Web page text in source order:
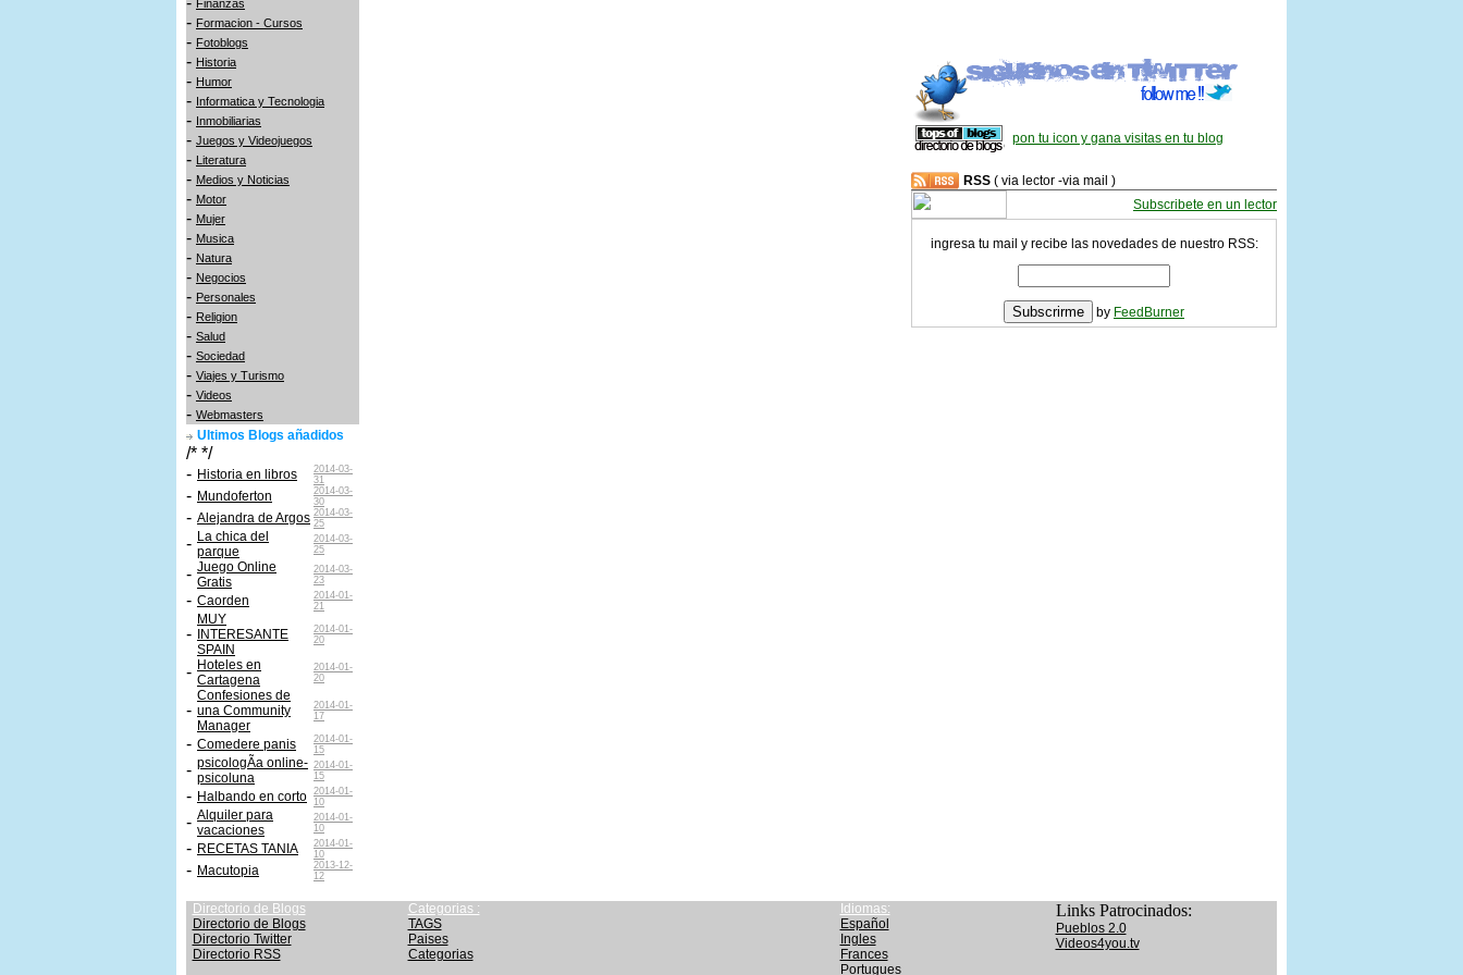
Finanzas
- Formacion - Cursos
- Fotoblogs
- Historia
- Humor
- Informatica y Tecnologia
- Inmobiliarias
- Juegos y Videojuegos
- Literatura
- Medios y Noticias
- Motor
- Mujer
- Musica
- Natura
- Negocios
- Personales
- Religion
- Salud
- Sociedad
- Viajes y Turismo
- Videos
- Webmasters
Ultimos Blogs añadidos
/* */
- Historia en libros
2014-03-
31
- Mundoferton
2014-03-
30
- Alejandra de Argos 2014-03-
25
- La chica del
parque
2014-03-
25
- Juego Online
Gratis
2014-03-
23
- Caorden
2014-01-
21
-
MUY
INTERESANTE
SPAIN
2014-01-
20
- Hoteles en
Cartagena
2014-01-
20
-
Confesiones de
una Community
Manager
2014-01-
17
- Comedere panis
2014-01-
15
- psicologÃ­a online-
psicoluna
2014-01-
15
- Halbando en corto 2014-01-
10
- Alquiler para
vacaciones
2014-01-
10
- RECETAS TANIA
2014-01-
10
- Macutopia
2013-12-
12
pon tu icon y gana visitas en tu blog
RSS ( via lector -via mail )
Subscribete en un lector
ingresa tu mail y recibe las novedades de nuestro RSS:
by FeedBurner
Directorio de Blogs
Directorio de Blogs
Directorio Twitter
Directorio RSS
Categorias :
TAGS
Paises
Categorias
Idiomas:
Español
Ingles
Frances
Portugues
Links Patrocinados:
Pueblos 2.0
Videos4you.tv